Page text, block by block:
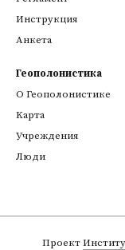
Инструкция
Анкета
Геополонистика
О Геополонистике
Kарта
Учреждения
Люди
Проект